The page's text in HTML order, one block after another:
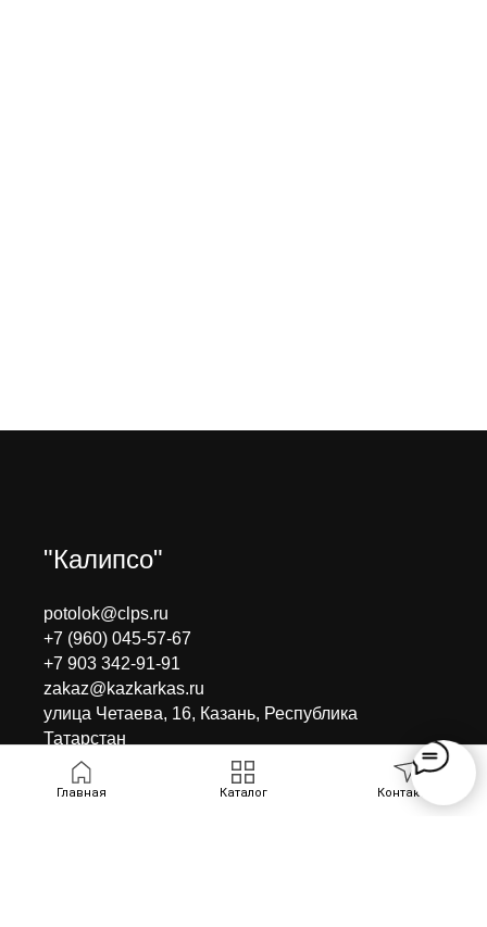
"Калипсо"
potolok@clps.ru
+7 (960) 045-57-67
+7 903 342-91-91
zakaz@kazkarkas.ru
улица Четаева, 16, Казань, Республика
Татарстан
Главная Каталог Контакты